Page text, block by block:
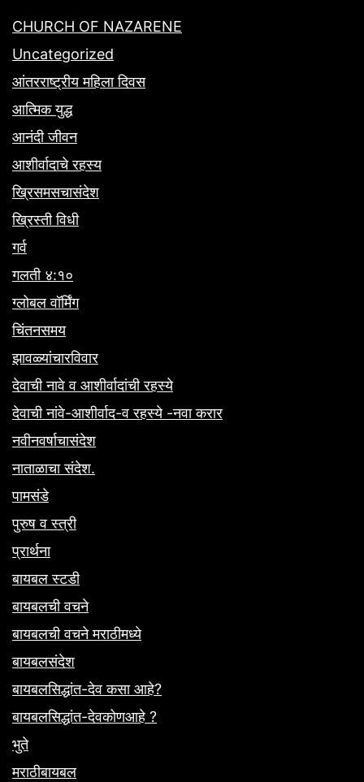
CHURCH OF NAZARENE
Uncategorized
आंतरराष्ट्रीय महिला दिवस
आत्मिक युद्ध
आनंदी जीवन
आशीर्वादाचे रहस्य
ख्रिसमसचासंदेश
ख्रिस्ती विधी
गर्व
गलती ४:१०
ग्लोबल वॉर्मिंग
चिंतनसमय
झावळ्यांचारविवार
देवाची नावे व आशीर्वादांची रहस्ये
देवाची नांवे-आशीर्वाद-व रहस्ये -नवा करार
नवीनवर्षाचासंदेश
नाताळाचा संदेश.
पामसंडे
पुरुष व स्त्री
प्रार्थना
बायबल स्टडी
बायबलची वचने
बायबलची वचने मराठीमध्ये
बायबलसंदेश
बायबलसिद्धांत-देव कसा आहे?
बायबलसिद्धांत-देवकोणआहे ?
भुते
मराठीबायबल